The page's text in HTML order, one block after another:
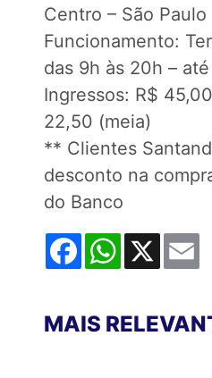
Centro – São Paulo
Funcionamento:
das 9h às 20h –
Ingressos: R$
22,50 (meia)
** Clientes
desconto na
do Banco
FacebookWhatsApp
X
MAIS